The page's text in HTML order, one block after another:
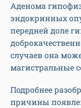
Аденома
эндокринных
передней доле
случаев она
магистральные
Подробнее
причины